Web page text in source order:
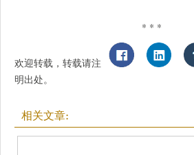
* * *
欢迎转载，转载请注
明出处。
相关文章: